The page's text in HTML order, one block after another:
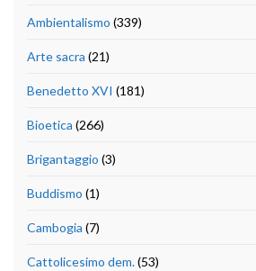
Ambientalismo (339)
Arte sacra (21)
Benedetto XVI (181)
Bioetica (266)
Brigantaggio (3)
Buddismo (1)
Cambogia (7)
Cattolicesimo dem.(53)